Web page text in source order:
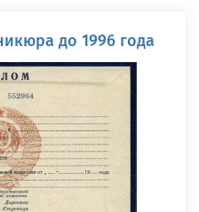
до 1996 года